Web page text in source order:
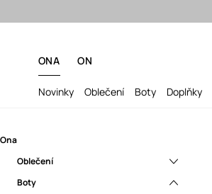
ONA ON
Novinky Oblečení Boty Doplňky
Ona
Oblečení
Topy a trička
Boty